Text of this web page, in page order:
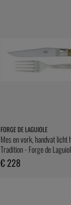
FORGE DE LAGUIOLE
Mes en vork, handvat licht
Tradition - Forge de
€ 228